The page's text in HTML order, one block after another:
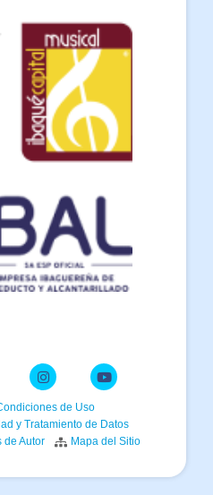
de Uso
y Tratamiento de Datos
de Autor
Mapa del Sitio